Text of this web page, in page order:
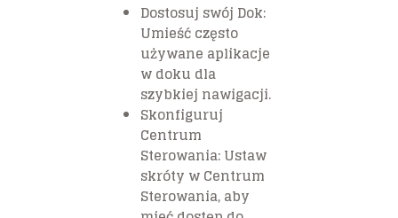
Dostosuj swój Dok:
Umieść często
używane aplikacje
w doku dla
szybkiej nawigacji.
Skonfiguruj
Centrum
Sterowania: Ustaw
skróty w Centrum
Sterowania, aby